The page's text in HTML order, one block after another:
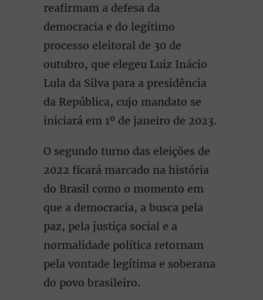
reafirmam a defesa da
democracia e do legítimo
processo eleitoral de 30 de
outubro, que elegeu Luiz Inácio
Lula da Silva para a presidência
da República, cujo mandato se
iniciará em 1º de janeiro de 2023.
O segundo turno das eleições de
2022 ficará marcado na história
do Brasil como o momento em
que a democracia, a busca pela
paz, pela justiça social e a
normalidade política retornam
pela vontade legítima e soberana
do povo brasileiro.